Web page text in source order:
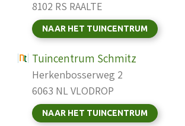
8102 RS RAALTE
NAAR HET TUINCENTRUM
Tuincentrum Schmitz
Herkenbosserweg 2
6063 NL VLODROP
NAAR HET TUINCENTRUM